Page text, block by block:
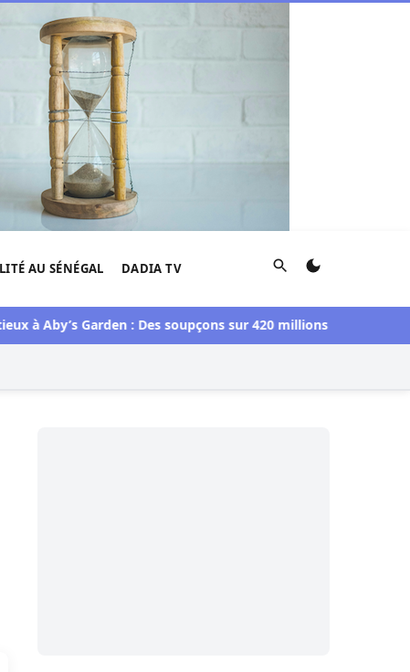
AU SÉNÉGAL DADIA TV Rechercher
Garden : Des soupçons sur 420 millions F CFA, Aby